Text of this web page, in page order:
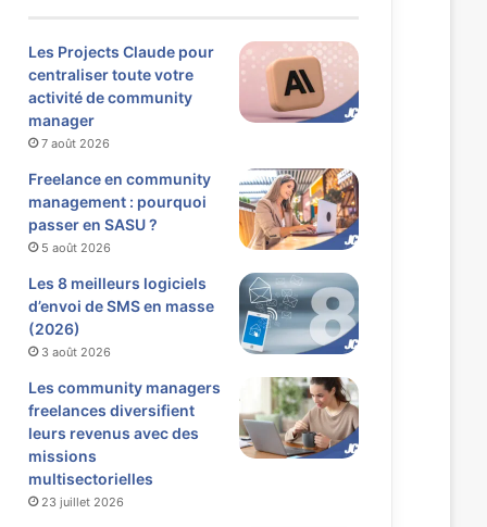
Les Projects Claude pour
centraliser toute votre
activité de community
manager
7 août 2026
Freelance en community
management : pourquoi
passer en SASU ?
5 août 2026
Les 8 meilleurs logiciels
d’envoi de SMS en masse
(2026)
3 août 2026
Les community managers
freelances diversifient
leurs revenus avec des
missions
multisectorielles
23 juillet 2026